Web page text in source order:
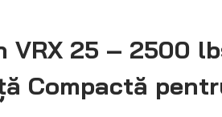
VRX 25 – 2500
Compactă